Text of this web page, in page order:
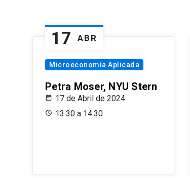
17 ABR
Microeconomía Aplicada
Petra Moser, NYU Stern
17 de Abril de 2024
13:30 a 14:30